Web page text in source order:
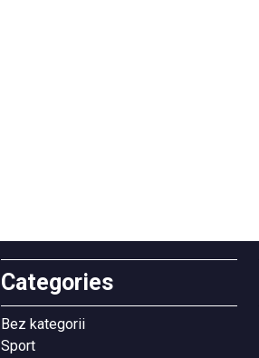
Categories
Bez kategorii
Sport